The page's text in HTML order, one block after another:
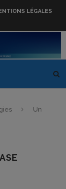
LÉGALES
Un